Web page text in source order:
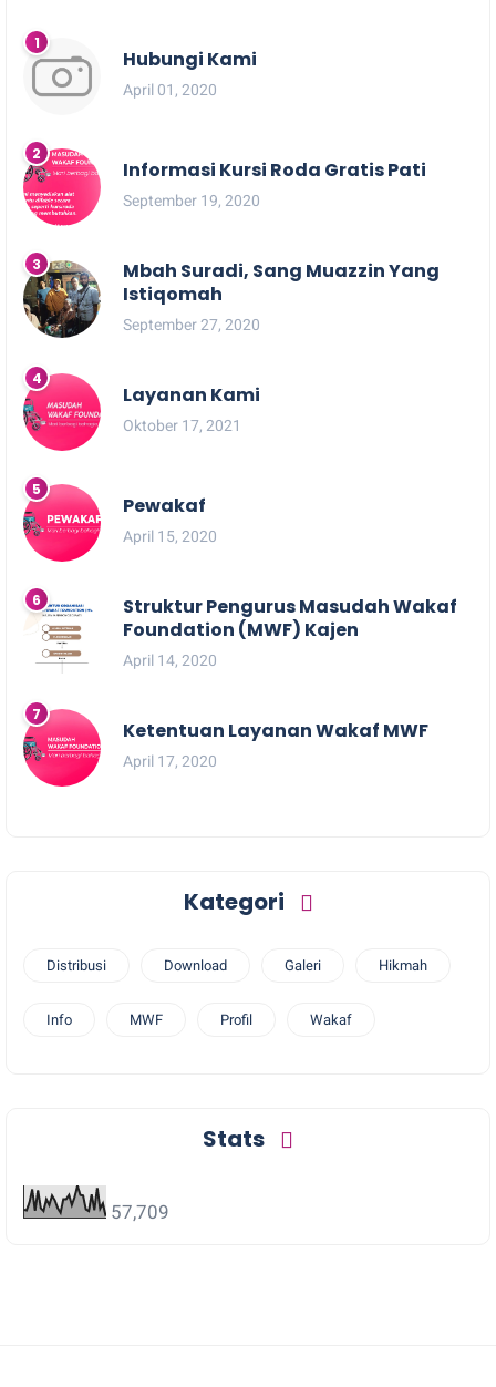
Hubungi Kami
April 01, 2020
Informasi Kursi Roda Gratis Pati
September 19, 2020
Mbah Suradi, Sang Muazzin Yang
Istiqomah
September 27, 2020
Layanan Kami
Oktober 17, 2021
Pewakaf
April 15, 2020
Struktur Pengurus Masudah Wakaf
Foundation (MWF) Kajen
April 14, 2020
Ketentuan Layanan Wakaf MWF
April 17, 2020
Kategori
Distribusi Download Galeri Hikmah
Info MWF Profil Wakaf
Stats
57,709